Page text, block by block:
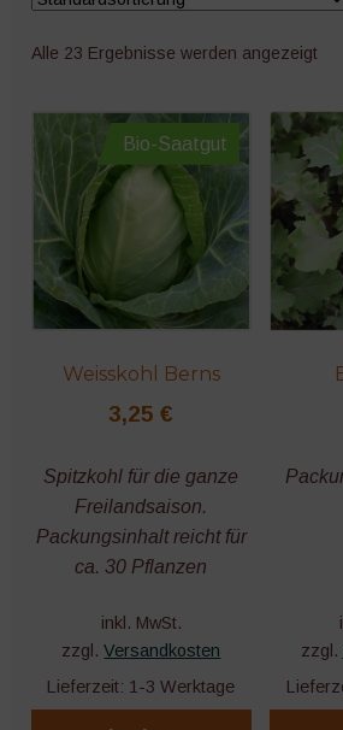
Melonen
Zwiebeln
Bohnen
Mais
Mangold
Kohl
Spinat
Erbsen
Exoten
Alle 23 Ergebnisse werden angezeigt
Bio-Saatgut
Weisskohl Berns
3,25€
Spitzkohl für die ganze
Freilandsaison.
Packungsinhalt reicht für
ca. 30 Pflanzen
inkl. MwSt.
zzgl.Versandkosten
Lieferzeit: 1-3 Werktage
zzgl.